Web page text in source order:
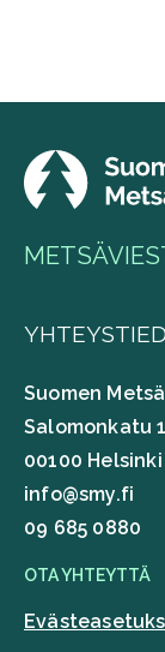
Suomen
Salomonkatu
00100 Helsinki
info@smy.fi
09 685 0880
OTA YHTEYTTÄ